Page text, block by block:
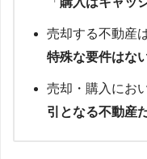
売却する不動産
特殊な要件はな
売却・購入にお
引となる不動産